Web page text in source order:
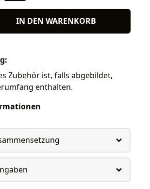
IN DEN WARENKORB
Zubehör ist, falls abgebildet,
enthalten.